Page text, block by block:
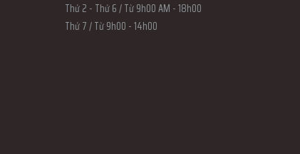
Thứ 2 - Thứ 6 / Từ 9h00 AM - 18h00
Thứ 7 / Từ 9h00 - 14h00